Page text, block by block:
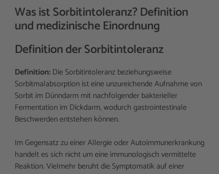
Was ist Sorbitintoleranz? Definition
und medizinische Einordnung
Definition der Sorbitintoleranz
Definition:Die Sorbitintoleranz beziehungsweise
Sorbitmalabsorption ist eine unzureichende Aufnahme von
Sorbit im Dünndarm mit nachfolgender bakterieller
Fermentation im Dickdarm, wodurch gastrointestinale
Beschwerden entstehen können.
Im Gegensatz zu einer Allergie oder Autoimmunerkrankung
handelt es sich nicht um eine immunologisch vermittelte
Reaktion. Vielmehr beruht die Symptomatik auf einer